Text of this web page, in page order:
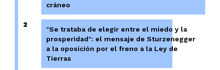
cráneo
2
"Se trataba de elegir entre el miedo y la
prosperidad": el mensaje de Sturzenegger
a la oposición por el freno a la Ley de
Tierras